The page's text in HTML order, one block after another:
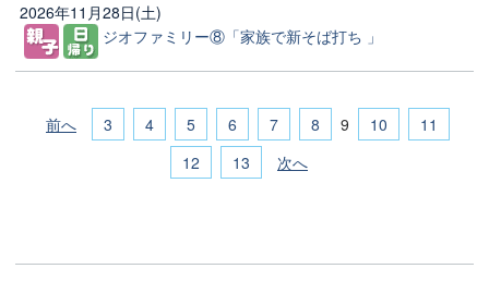
2026年11月28日(土)
ジオファミリー⑧「家族で新そば打ち 」
前へ 3 4 5 6 7 8 9 10
11
12
13 次へ